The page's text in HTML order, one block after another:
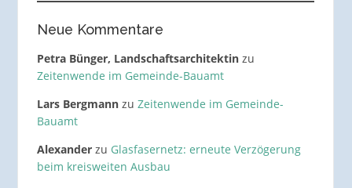
Neue Kommentare
Petra Bünger, Landschaftsarchitektinzu
Zeitenwende im Gemeinde-Bauamt
Lars Bergmannzu Zeitenwende im Gemeinde-
Bauamt
Alexanderzu Glasfasernetz: erneute Verzögerung
beim kreisweiten Ausbau